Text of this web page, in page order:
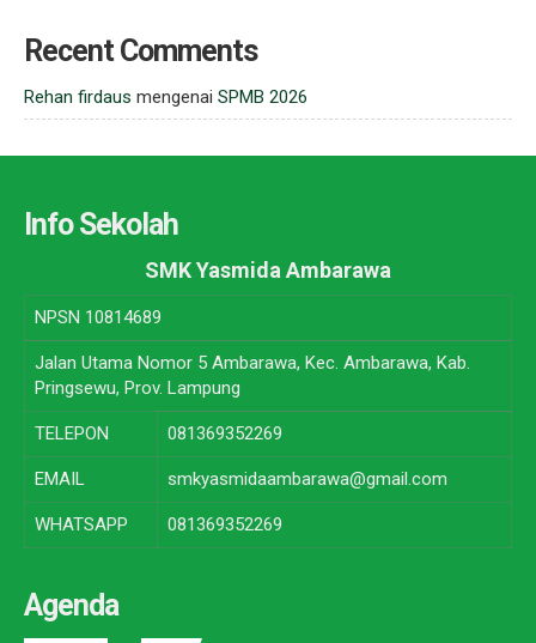
Recent Comments
Rehan firdaus mengenai SPMB 2026
Info Sekolah
SMK Yasmida Ambarawa
NPSN 10814689
Jalan Utama Nomor 5 Ambarawa, Kec. Ambarawa, Kab.
Pringsewu, Prov. Lampung
TELEPON 081369352269
EMAIL smkyasmidaambarawa@gmail.com
WHATSAPP 081369352269
Agenda